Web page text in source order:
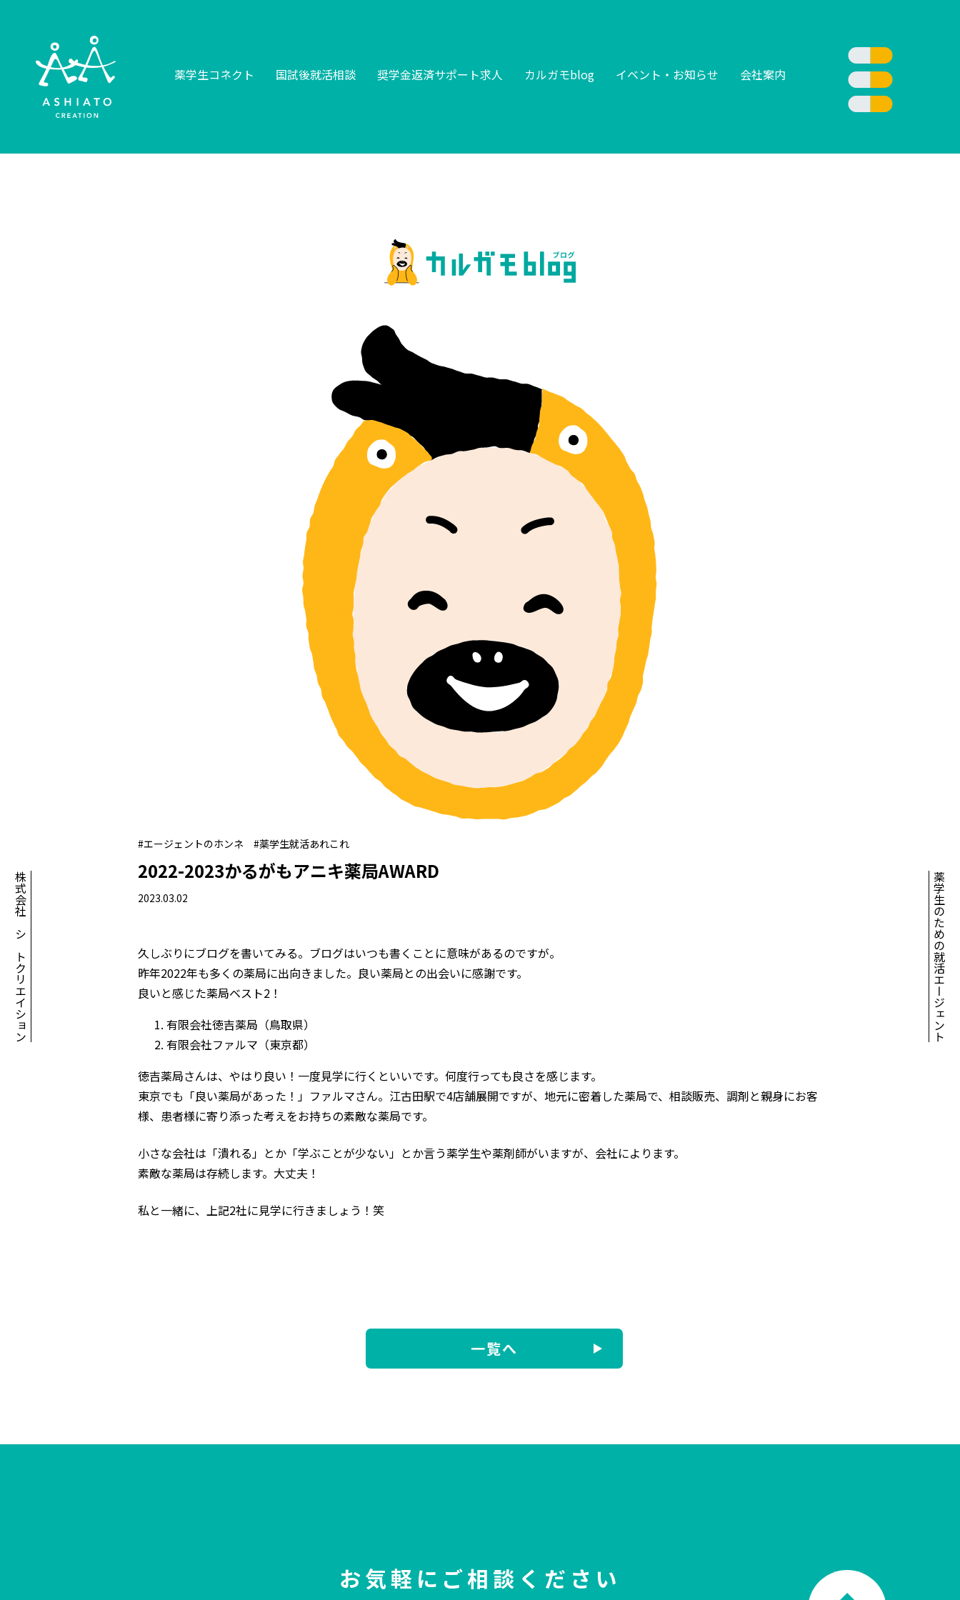
薬学生コネクト 国試後就活相談 奨学金返済サポート求人 カルガモblog イベント・お知らせ 会社案内
株式会社アシアトクリエイション 薬学生のための就活エージェント
#エージェントのホンネ #薬学生就活あれこれ
2022-2023かるがもアニキ薬局AWARD
2023.03.02
久しぶりにブログを書いてみる。ブログはいつも書くことに意味があるのですが。
昨年2022年も多くの薬局に出向きました。良い薬局との出会いに感謝です。
良いと感じた薬局ベスト2！
有限会社徳吉薬局（鳥取県）
有限会社ファルマ（東京都）
徳吉薬局さんは、やはり良い！一度見学に行くといいです。何度行っても良さを感じます。
東京でも「良い薬局があった！」ファルマさん。江古田駅で4店舗展開ですが、地元に密着した薬局で、相談販売、調剤と親身にお客
様、患者様に寄り添った考えをお持ちの素敵な薬局です。
小さな会社は「潰れる」とか「学ぶことが少ない」とか言う薬学生や薬剤師がいますが、会社によります。
素敵な薬局は存続します。大丈夫！
私と一緒に、上記2社に見学に行きましょう！笑
一覧へ
お気軽にご相談ください